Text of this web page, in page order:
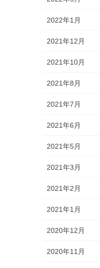
2022年1月
2021年12月
2021年10月
2021年8月
2021年7月
2021年6月
2021年5月
2021年3月
2021年2月
2021年1月
2020年12月
2020年11月